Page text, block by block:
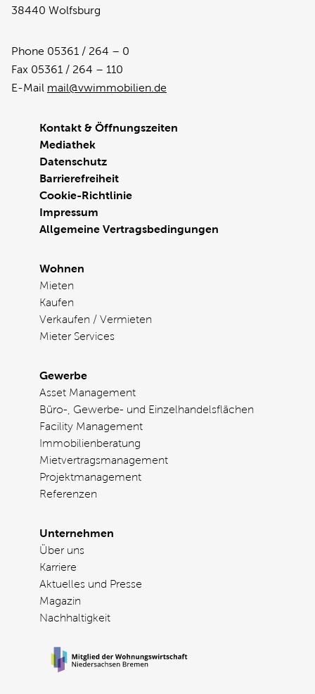
38440 Wolfsburg
Phone 05361 / 264 – 0
Fax 05361 / 264 – 110
E-Mail mail@vwimmobilien.de
Kontakt & Öffnungszeiten
Mediathek
Datenschutz
Barrierefreiheit
Cookie-Richtlinie
Impressum
Allgemeine Vertragsbedingungen
Wohnen
Mieten
Kaufen
Verkaufen / Vermieten
Mieter Services
Gewerbe
Asset Management
Büro-, Gewerbe- und Einzelhandelsflächen
Facility Management
Immobilienberatung
Mietvertragsmanagement
Projektmanagement
Referenzen
Unternehmen
Über uns
Karriere
Aktuelles und Presse
Magazin
Nachhaltigkeit